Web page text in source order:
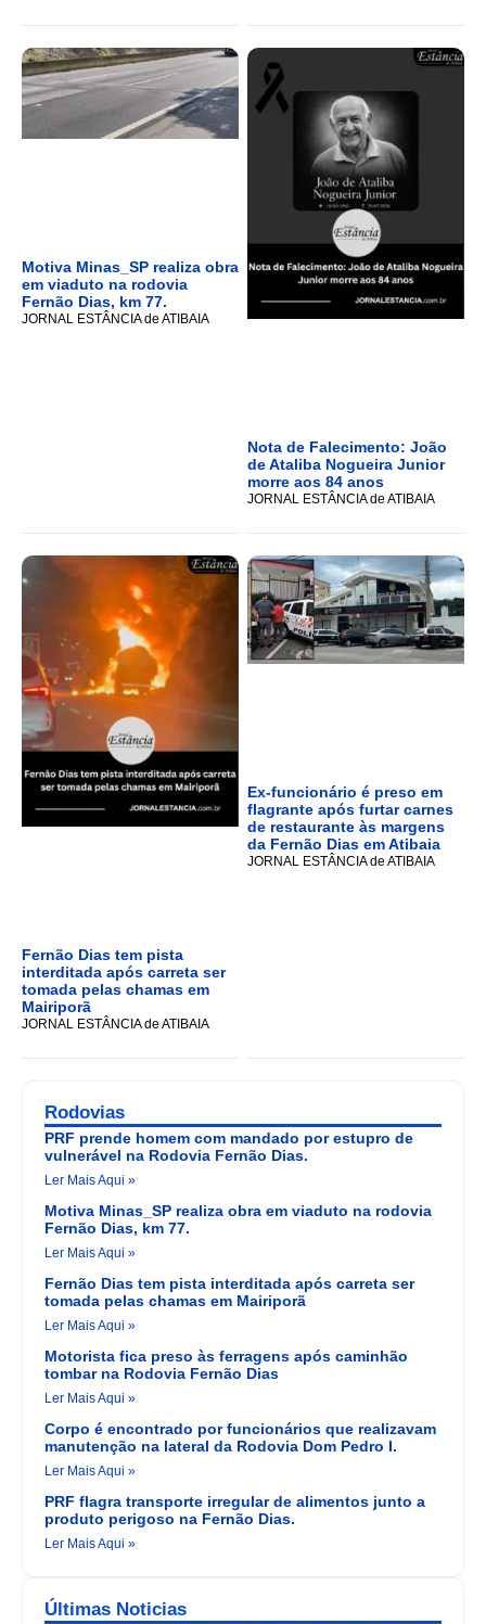
Motiva Minas_SP realiza obra
em viaduto na rodovia
Fernão Dias, km 77.
JORNAL ESTÂNCIA de ATIBAIA
Nota de Falecimento: João
de Ataliba Nogueira Junior
morre aos 84 anos
JORNAL ESTÂNCIA de ATIBAIA
Fernão Dias tem pista
interditada após carreta ser
tomada pelas chamas em
Mairiporã
JORNAL ESTÂNCIA de ATIBAIA
Ex-funcionário é preso em
flagrante após furtar carnes
de restaurante às margens
da Fernão Dias em Atibaia
JORNAL ESTÂNCIA de ATIBAIA
Rodovias
PRF prende homem com mandado por estupro de
vulnerável na Rodovia Fernão Dias.
Ler Mais Aqui »
Motiva Minas_SP realiza obra em viaduto na rodovia
Fernão Dias, km 77.
Ler Mais Aqui »
Fernão Dias tem pista interditada após carreta ser
tomada pelas chamas em Mairiporã
Ler Mais Aqui »
Motorista fica preso às ferragens após caminhão
tombar na Rodovia Fernão Dias
Ler Mais Aqui »
Corpo é encontrado por funcionários que realizavam
manutenção na lateral da Rodovia Dom Pedro I.
Ler Mais Aqui »
PRF flagra transporte irregular de alimentos junto a
produto perigoso na Fernão Dias.
Ler Mais Aqui »
Últimas Noticias